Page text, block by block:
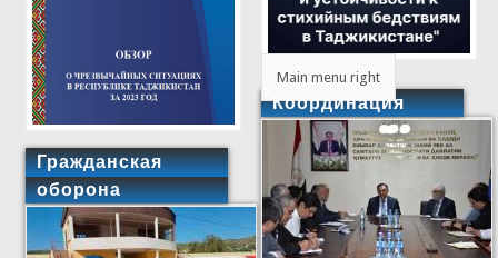
Гражданская
оборона
Main menu right
Координация